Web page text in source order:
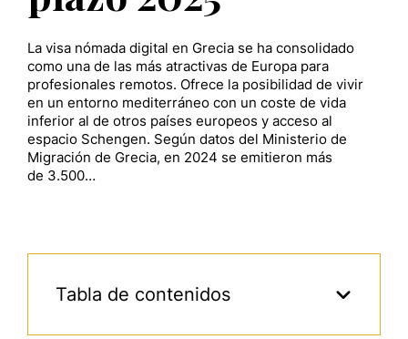
La visa nómada digital en Grecia se ha consolidado
como una de las más atractivas de Europa para
profesionales remotos. Ofrece la posibilidad de vivir
en un entorno mediterráneo con un coste de vida
inferior al de otros países europeos y acceso al
espacio Schengen. Según datos del Ministerio de
Migración de Grecia, en 2024 se emitieron más
de 3.500…
Tabla de contenidos